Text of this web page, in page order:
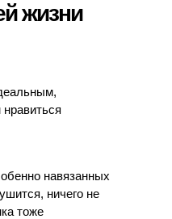
жизни
навязанных
ничего не
тоже